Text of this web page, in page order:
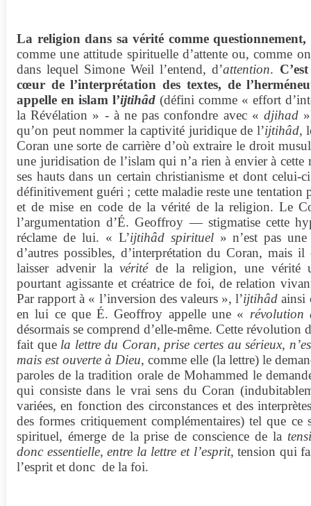
La religion dans sa vérité comme questionnement,
comme une attitude spirituelle d’attente ou, comme
dans lequel Simone Weil l’entend, d’attention.
cœur de l’interprétation des textes, de
appelle en islam l’ijtihâd (défini comme « effort
la Révélation » - à ne pas confondre avec « djihad
qu’on peut nommer la captivité juridique de l’ijtihâd,
Coran une sorte de carrière d’où extraire le droit
une juridisation de l’islam qui n’a rien à envier à
ses hauts dans un certain christianisme et dont celui-
définitivement guéri ; cette maladie reste une tentation
et de mise en code de la vérité de la religion. Le
l’argumentation d’É. Geoffroy — stigmatise cette
réclame de lui. « L’ijtihâd spirituel» n’est pas une
d’autres possibles, d’interprétation du Coran, mais
laisser advenir lavéritéde la religion, une vérité
pourtant agissante et créatrice de foi, de relation
Par rapport à « l’inversion des valeurs », l’ijtihâd ainsi
en lui ce que É. Geoffroy appelle une « révolution
désormais se comprend d’elle-même. Cette révolution
fait que la lettre du Coran, prise certes au sérieux,
mais est ouverte à Dieu, comme elle (la lettre) le
paroles de la tradition orale de Mohammed le
qui consiste dans le vrai sens du Coran
variées, en fonction des circonstances et des
des formes critiquement complémentaires) tel que ce
spirituel, émerge de la prise de conscience de la
donc essentielle, entre la lettre et l’esprit, tension qui
l’esprit et donc de la foi.